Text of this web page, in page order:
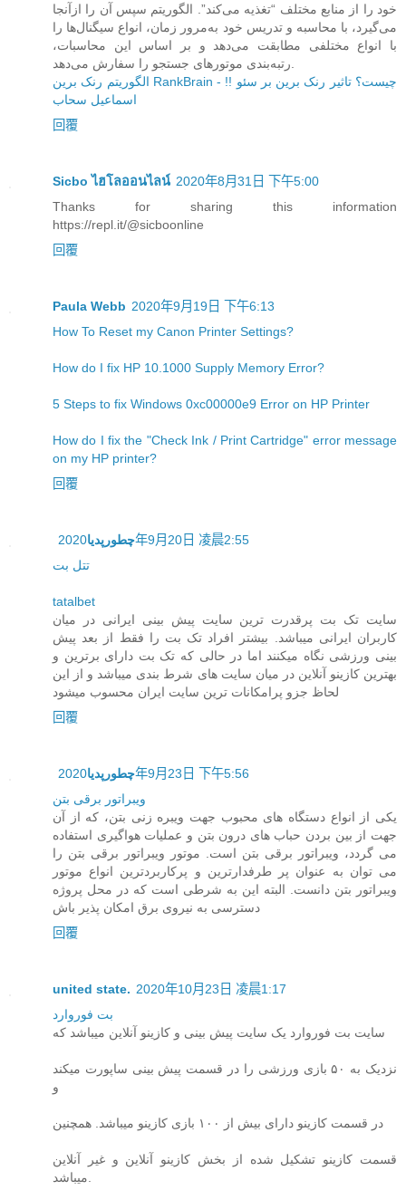
خود را از منابع مختلف “تغذیه می‌کند”. الگوریتم سپس آن را ازآنجا
می‌گیرد، با محاسبه و تدریس خود به‌مرور زمان، انواع سیگنال‌ها را
با انواع مختلفی مطابقت می‌دهد و بر اساس این محاسبات،
رتبه‌بندی موتورهای جستجو را سفارش می‌دهد.
الگوریتم رنک برین RankBrain چیست؟ تاثیر رنک برین بر سئو !! -
回覆
Sicbo ไฮโลออนไลน์ 2020年8月31日 下午5:00
Thanks for sharing this information
https://repl.it/@sicboonline
回覆
Paula Webb 2020年9月19日 下午6:13
How To Reset my Canon Printer Settings?
How do I fix HP 10.1000 Supply Memory Error?
5 Steps to fix Windows 0xc00000e9 Error on HP Printer
How do I fix the "Check Ink / Print Cartridge" error message
on my HP printer?
回覆
چطورپدیا2020年9月20日 凌晨2:55
تتل بت
tatalbet
سایت تک بت پرقدرت ترین سایت پیش بینی ایرانی در میان
کاربران ایرانی میباشد. بیشتر افراد تک بت را فقط از بعد پیش
بینی ورزشی نگاه میکنند اما در حالی که تک بت دارای برترین و
بهترین کازینو آنلاین در میان سایت های شرط بندی میباشد و از این
لحاظ جزو پرامکانات ترین سایت ایران محسوب میشود
回覆
چطورپدیا2020年9月23日 下午5:56
ویبراتور برقی بتن
یکی از انواع دستگاه های محبوب جهت ویبره زنی بتن، که از آن
جهت از بین بردن حباب های درون بتن و عملیات هواگیری استفاده
می گردد، ویبراتور برقی بتن است. موتور ویبراتور برقی بتن را
می توان به عنوان پر طرفدارترین و پرکاربردترین انواع موتور
ویبراتور بتن دانست. البته این به شرطی است که در محل پروژه
دسترسی به نیروی برق امکان پذیر باش
回覆
united state. 2020年10月23日 凌晨1:17
بت فوروارد
سایت بت فوروارد یک سایت پیش بینی و کازینو آنلاین میباشد که
نزدیک به ۵۰ بازی ورزشی را در قسمت پیش بینی ساپورت میکند
و
در قسمت کازینو دارای بیش از ۱۰۰ بازی کازینو میباشد. همچنین
قسمت کازینو تشکیل شده از بخش کازینو آنلاین و غیر آنلاین
میباشد.